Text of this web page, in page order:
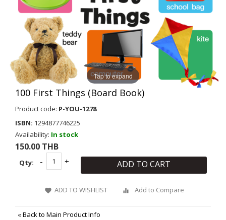
Tap to expand
100 First Things (Board Book)
Product code: P-YOU-1278
ISBN: 1294877746225
Availability: In stock
150.00 THB
Qty: ADD TO CART
ADD TO WISHLIST Add to Compare
«Back to Main Product Info